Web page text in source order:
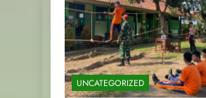
UNCATEGORIZED